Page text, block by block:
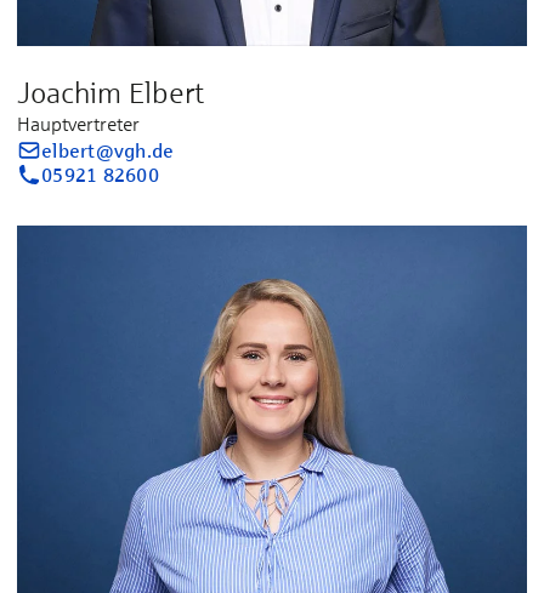
Joachim Elbert
Hauptvertreter
elbert@vgh.de
05921 82600